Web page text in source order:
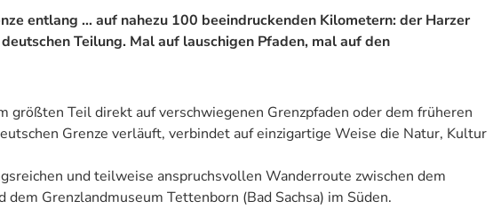
entlang … auf nahezu 100 beeindruckenden Kilometern: der Harzer
Teilung. Mal auf lauschigen Pfaden, mal auf den
größten Teil direkt auf verschwiegenen Grenzpfaden oder dem früheren
Grenze verläuft, verbindet auf einzigartige Weise die Natur, Kultur
und teilweise anspruchsvollen Wanderroute zwischen dem
Grenzlandmuseum Tettenborn (Bad Sachsa) im Süden.